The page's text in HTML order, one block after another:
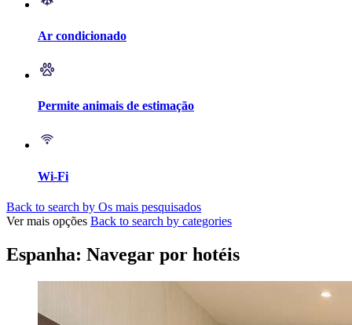
Ar condicionado
Permite animais de estimação
Wi-Fi
Back to search by Os mais pesquisados
Ver mais opções Back to search by categories
Espanha: Navegar por hotéis